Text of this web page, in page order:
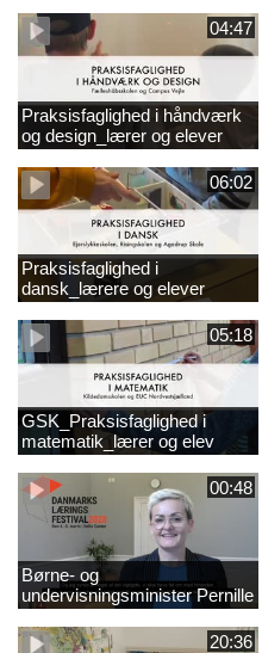
04:47
Praksisfaglighed i håndværk
og design_lærer og elever
06:02
Praksisfaglighed i
dansk_lærere og elever
05:18
GSK_Praksisfaglighed i
matematik_lærer og elev
00:48
Børne- og
undervisningsminister Pernille
Rosenkrantz-Theil inviterer til
DKLF 2020
20:36